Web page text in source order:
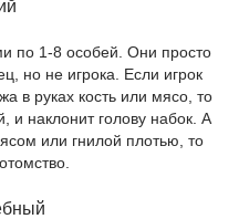
по 1-8 особей. Они просто
но не игрока. Если игрок
в руках кость или мясо, то
и наклонит голову набок. А
или гнилой плотью, то